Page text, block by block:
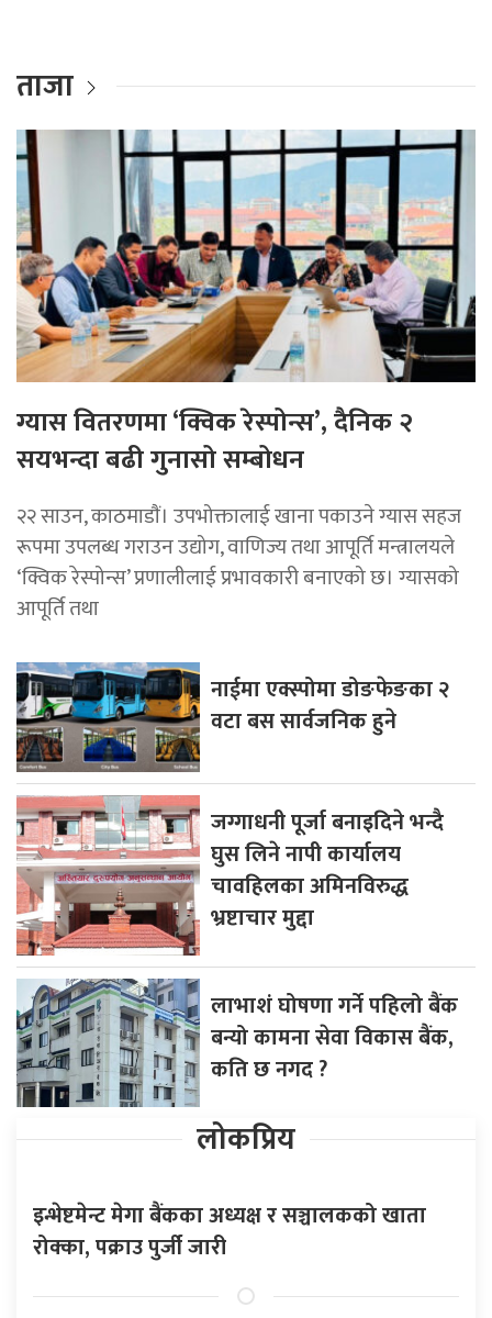
ताजा
ग्यास वितरणमा ‘क्विक रेस्पोन्स’, दैनिक २
सयभन्दा बढी गुनासो सम्बोधन
२२ साउन, काठमाडाैं। उपभोक्तालाई खाना पकाउने ग्यास सहज
रूपमा उपलब्ध गराउन उद्योग, वाणिज्य तथा आपूर्ति मन्त्रालयले
‘क्विक रेस्पोन्स’ प्रणालीलाई प्रभावकारी बनाएको छ। ग्यासको
आपूर्ति तथा
नाईमा एक्स्पोमा डोङफेङका २
वटा बस सार्वजनिक हुने
जग्गाधनी पूर्जा बनाइदिने भन्दै
घुस लिने नापी कार्यालय
चावहिलका अमिनविरुद्ध
भ्रष्टाचार मुद्दा
लाभाशं घोषणा गर्ने पहिलो बैंक
बन्यो कामना सेवा विकास बैंक,
कति छ नगद ?
लोकप्रिय
इन्भेष्टमेन्ट मेगा बैंकका अध्यक्ष र सञ्चालकको खाता
रोक्का, पक्राउ पुर्जी जारी